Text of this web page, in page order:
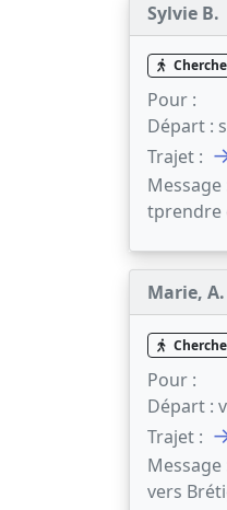
Sylvie B.
Pour :
Départ :
Trajet :
Message
tprendre
Marie, A.
Pour :
Départ :
Trajet :
Message
vers